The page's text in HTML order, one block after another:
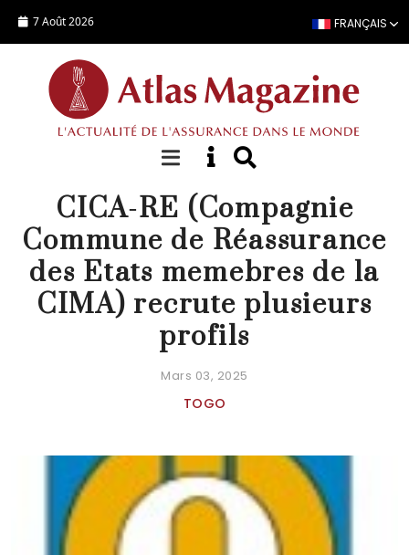
7 Août 2026 FRANÇAIS
OFFRE EMPLOI
CICA-RE (Compagnie
Commune de Réassurance
des Etats memebres de la
CIMA) recrute plusieurs
profils
Mars 03, 2025
TOGO